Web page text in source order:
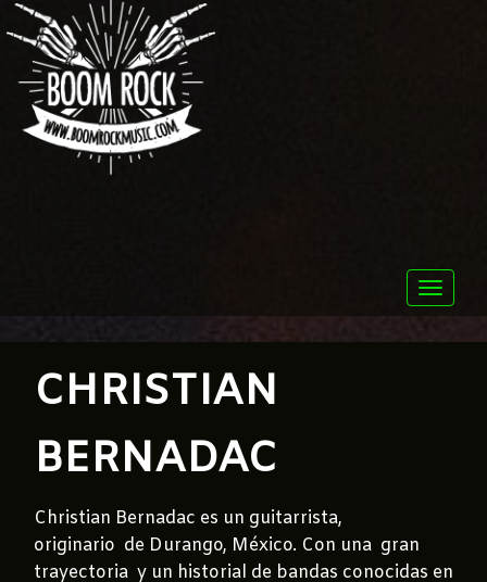
Toggle
CHRISTIAN
BERNADAC
Christian Bernadac es un guitarrista,
originario de Durango, México. Con una gran
trayectoria y un historial de bandas conocidas en